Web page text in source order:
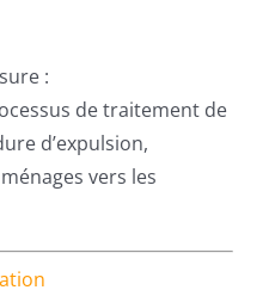
:
de traitement de
d’expulsion,
vers les